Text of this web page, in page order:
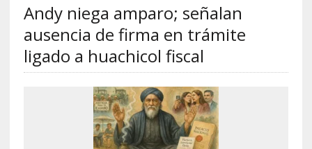
Andy niega amparo; señalan
ausencia de firma en trámite
ligado a huachicol fiscal